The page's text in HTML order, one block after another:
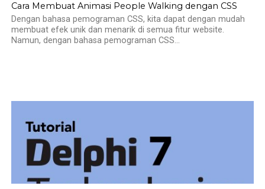
Cara Membuat Animasi People Walking dengan CSS
Dengan bahasa pemograman CSS, kita dapat dengan mudah
membuat efek unik dan menarik di semua fitur website.
Namun, dengan bahasa pemograman CSS...